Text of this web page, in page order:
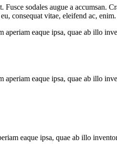
sodales augue a
consequat vitae, eleifend ac, enim.
eaque ipsa, quae ab illo
eaque ipsa, quae ab illo
eaque ipsa, quae ab illo